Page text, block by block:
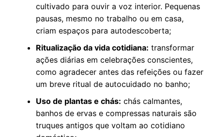
cultivado para ouvir a voz interior. Pequenas
pausas, mesmo no trabalho ou em casa,
criam espaços para autodescoberta;
Ritualização da vida cotidiana: transformar
ações diárias em celebrações conscientes,
como agradecer antes das refeições ou fazer
um breve ritual de autocuidado no banho;
Uso de plantas e chás: chás calmantes,
banhos de ervas e compressas naturais são
truques antigos que voltam ao cotidiano